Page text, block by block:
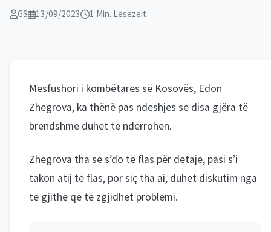
GS 13/09/2023 1 Min. Lesezeit
Mesfushori i kombëtares së Kosovës, Edon
Zhegrova, ka thënë pas ndeshjes se disa gjëra të
brendshme duhet të ndërrohen.
Zhegrova tha se s’do të flas për detaje, pasi s’i
takon atij të flas, por siç tha ai, duhet diskutim nga
të gjithë që të zgjidhet problemi.